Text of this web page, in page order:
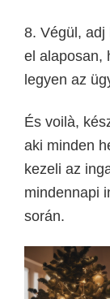
8. Végül, adj
el alaposan,
legyen az
És voilà,
aki minden
kezeli az
mindennapi
során.